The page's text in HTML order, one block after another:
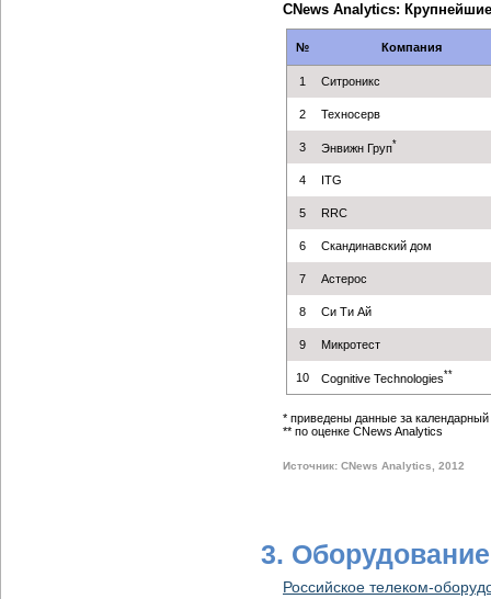
CNews Analytics:
№ Компания
1 Ситроникс
2 Техносерв
3 Энвижн Груп*
4 ITG
5 RRC
6 Скандинавский дом
7 Астерос
8 Си Ти Ай
9 Микротест
10 Cognitive Technologies**
* приведены данные за
** по оценке CNews Analytics
Источник: CNews Analytics, 2012
3. Оборудование
Российское телеком-